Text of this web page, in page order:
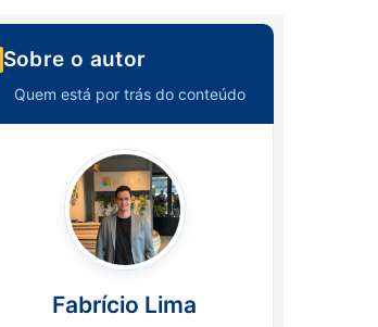
Sobre o autor
Quem está por trás do conteúdo
Fabrício Lima